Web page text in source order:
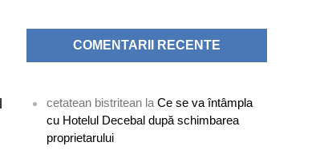
COMENTARII RECENTE
cetatean bistritean laCe se va întâmpla
cu Hotelul Decebal după schimbarea
proprietarului